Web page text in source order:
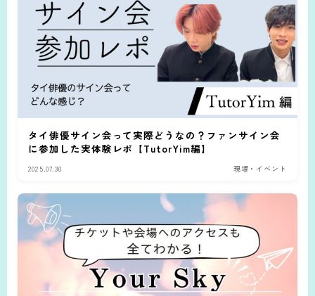
タイ俳優サイン会って実際どうなの？ファンサイン会
に参加した実体験レポ【TutorYim編】
2025.07.30 現場・イベント